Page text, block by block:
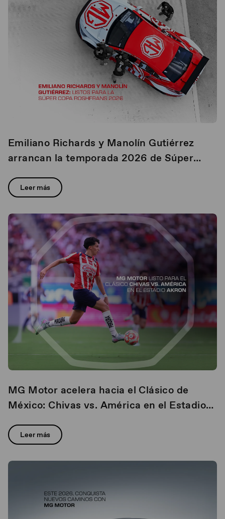
Emiliano Richards y Manolín Gutiérrez
arrancan la temporada 2026 de Súper
Motor
Leer más
MG Motor acelera hacia el Clásico de
México: Chivas vs. América en el Estadio
Leer más